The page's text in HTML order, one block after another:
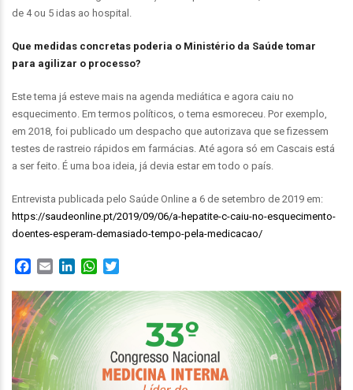
de 4 ou 5 idas ao hospital.
Que medidas concretas poderia o Ministério da Saúde tomar
para agilizar o processo?
Este tema já esteve mais na agenda mediática e agora caiu no
esquecimento. Em termos políticos, o tema esmoreceu. Por exemplo,
em 2018, foi publicado um despacho que autorizava que se fizessem
testes de rastreio rápidos em farmácias. Até agora só em Cascais está
a ser feito. É uma boa ideia, já devia estar em todo o país.
Entrevista publicada pelo Saúde Online a 6 de setembro de 2019 em:
https://saudeonline.pt/2019/09/06/a-hepatite-c-caiu-no-esquecimento-
doentes-esperam-demasiado-tempo-pela-medicacao/
Facebook
Email LinkedInWhatsApp